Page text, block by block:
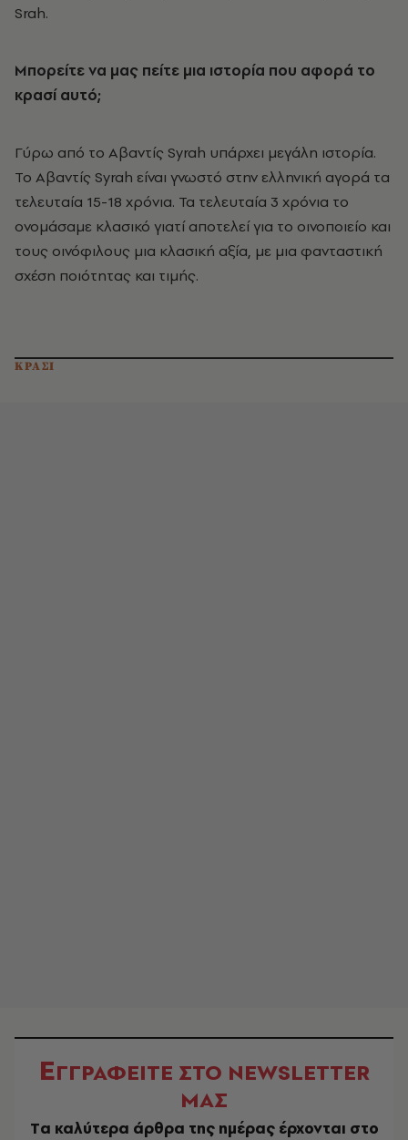
Srah.
Μπορείτε να μας πείτε μια ιστορία που αφορά το
κρασί αυτό;
Γύρω από το Αβαντίς Syrah υπάρχει μεγάλη ιστορία.
Το Αβαντίς Syrah είναι γνωστό στην ελληνική αγορά τα
τελευταία 15-18 χρόνια. Τα τελευταία 3 χρόνια το
ονομάσαμε κλασικό γιατί αποτελεί για το οινοποιείο και
τους οινόφιλους μια κλασική αξία, με μια φανταστική
σχέση ποιότητας και τιμής.
ΚΡΑΣΙ
ΕΓΓΡΑΦΕΙΤΕ ΣΤΟ NEWSLETTER
ΜΑΣ
Tα καλύτερα άρθρα της ημέρας έρχονται στο